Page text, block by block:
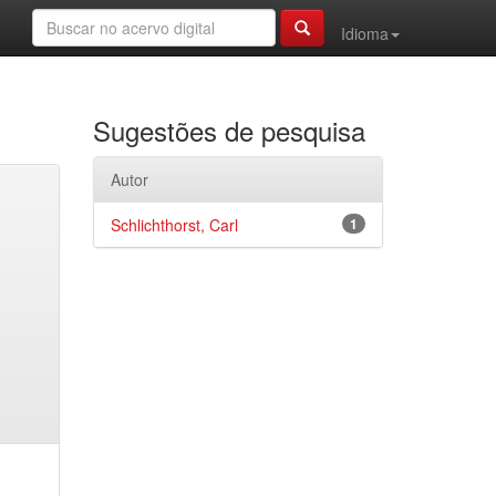
Idioma
Sugestões de pesquisa
Autor
1
Schlichthorst, Carl